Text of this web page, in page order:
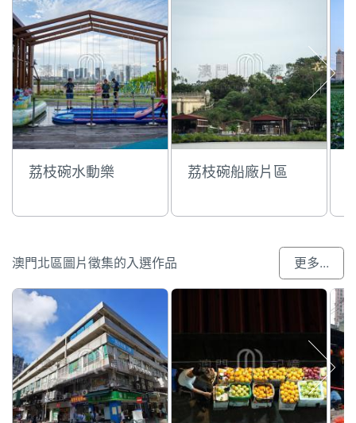
荔枝碗水動樂 荔枝碗船廠片區
澳門北區圖片徵集的入選作品 更多...